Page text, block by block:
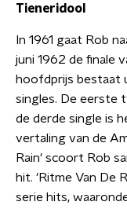
Tieneridool
In 1961 gaat Rob
juni 1962 de finale
hoofdprijs bestaat
singles. De eerste
de derde single is
vertaling van de
Rain' scoort Rob
hit. 'Ritme Van De
serie hits,